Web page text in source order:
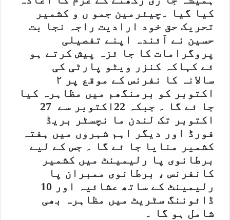
کیا گیا ۔چیئرمین جمو ں و کشمیر
تحریک حق خود ارادیت راجہ نجا بت
حسین نے آئندہ اپنے تفصیلی
پروگرامات کا جا ئزہ پیش کرتے ہو
ئے کہاکہ کنزر ویٹو پارٹی کی
سالانہ کا نفرنس کے موقع پر ۲
اکتوبر کو برمنگھم میں مظاہرہ کیا
جا ئے گا ۔ جبکہ 22اکتوبر سے 27
اکتوبر تک لندن ما نچسٹر بریڈ
فورڈ اور دیگر اہم شہروں میں ہفتہ
کشمیر منایا جا ئے گا ۔ جس کے لیے
برطانوی پا رلیمینٹ میں کشمیر
کانفرنس ، برطانوی ممبران پا
رلیمینٹ کے ساتھ عشائیہ اور 10
ڈائوننگ سٹریٹ میں مظاہرہ بھی
شامل ہو گا ۔